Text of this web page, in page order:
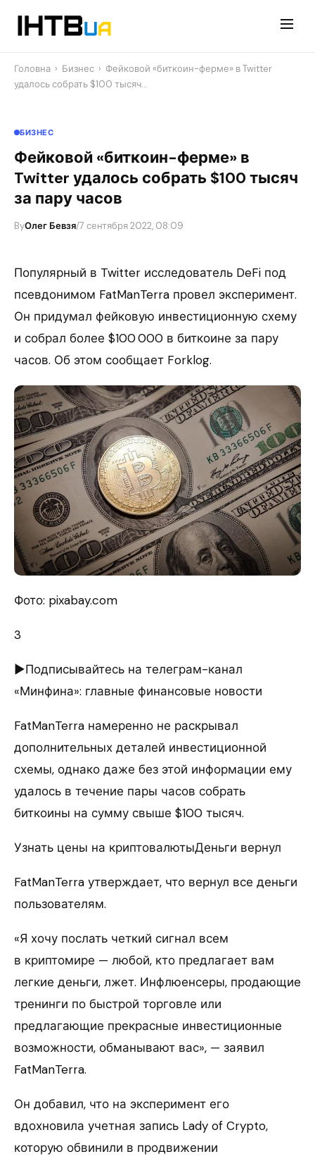
Головна › Бизнес › Фейковой «биткоин-ферме» в Twitter
удалось собрать $100 тысяч…
БИЗНЕС
Фейковой «биткоин-ферме» в
Twitter удалось собрать $100 тысяч
за пару часов
ByОлег Бевзя/7 сентября 2022, 08:09
Популярный в Twitter исследователь DeFi под
псевдонимом FatManTerra провел эксперимент.
Он придумал фейковую инвестиционную схему
и собрал более $100 000 в биткоине за пару
часов. Об этом сообщает Forklog.
Фото: pixabay.com
3
►Подписывайтесь на телеграм-канал
«Минфина»: главные финансовые новости
FatManTerra намеренно не раскрывал
дополнительных деталей инвестиционной
схемы, однако даже без этой информации ему
удалось в течение пары часов собрать
биткоины на сумму свыше $100 тысяч.
Узнать цены на криптовалютыДеньги вернул
FatManTerra утверждает, что вернул все деньги
пользователям.
«Я хочу послать четкий сигнал всем
в криптомире — любой, кто предлагает вам
легкие деньги, лжет. Инфлюенсеры, продающие
тренинги по быстрой торговле или
предлагающие прекрасные инвестиционные
возможности, обманывают вас», — заявил
FatManTerra.
Он добавил, что на эксперимент его
вдохновила учетная запись Lady of Crypto,
которую обвинили в продвижении